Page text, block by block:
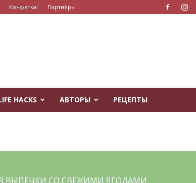
Конфетка! Партнёры
HACKS АВТОРЫ РЕЦЕПТЫ
ВЫПЕЧКИ СО СВЕЖИМИ ЯГОДАМИ